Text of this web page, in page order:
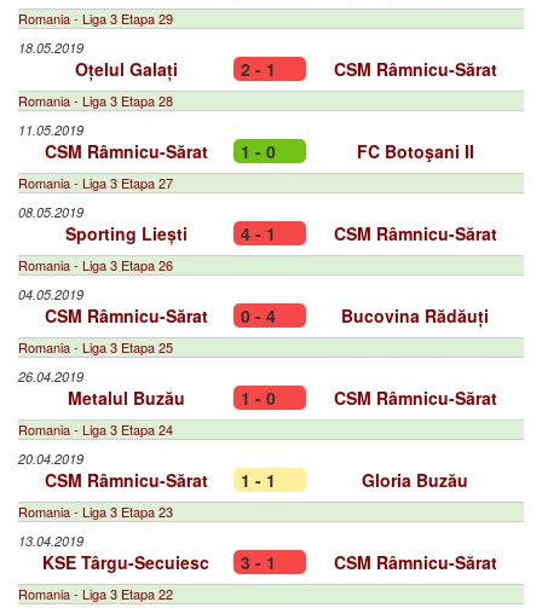
Romania - Liga 3 Etapa 29
18.05.2019
Oțelul Galați 2 - 1 CSM Râmnicu-Sărat
Romania - Liga 3 Etapa 28
11.05.2019
CSM Râmnicu-Sărat 1 - 0 FC Botoşani II
Romania - Liga 3 Etapa 27
08.05.2019
Sporting Liești 4 - 1 CSM Râmnicu-Sărat
Romania - Liga 3 Etapa 26
04.05.2019
CSM Râmnicu-Sărat 0 - 4 Bucovina Rădăuți
Romania - Liga 3 Etapa 25
26.04.2019
Metalul Buzău 1 - 0 CSM Râmnicu-Sărat
Romania - Liga 3 Etapa 24
20.04.2019
CSM Râmnicu-Sărat 1 - 1 Gloria Buzău
Romania - Liga 3 Etapa 23
13.04.2019
KSE Târgu-Secuiesc 3 - 1 CSM Râmnicu-Sărat
Romania - Liga 3 Etapa 22